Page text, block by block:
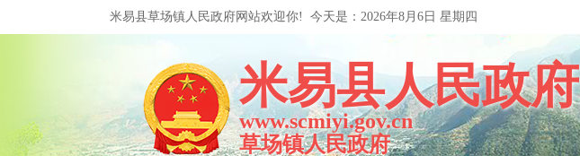
米易县草场镇人民政府网站欢迎你! 今天是： 2026年8月6日 星期四
米易县人民政府
www.scmiyi.gov.cn
草场镇人民政府